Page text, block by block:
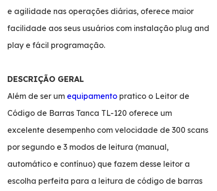
e agilidade nas operações diárias, oferece maior
facilidade aos seus usuários com instalação plug and
play e fácil programação.
DESCRIÇÃO GERAL
Além de ser um equipamento pratico o Leitor de
Código de Barras Tanca TL-120 oferece um
excelente desempenho com velocidade de 300 scans
por segundo e 3 modos de leitura (manual,
automático e contínuo) que fazem desse leitor a
escolha perfeita para a leitura de código de barras